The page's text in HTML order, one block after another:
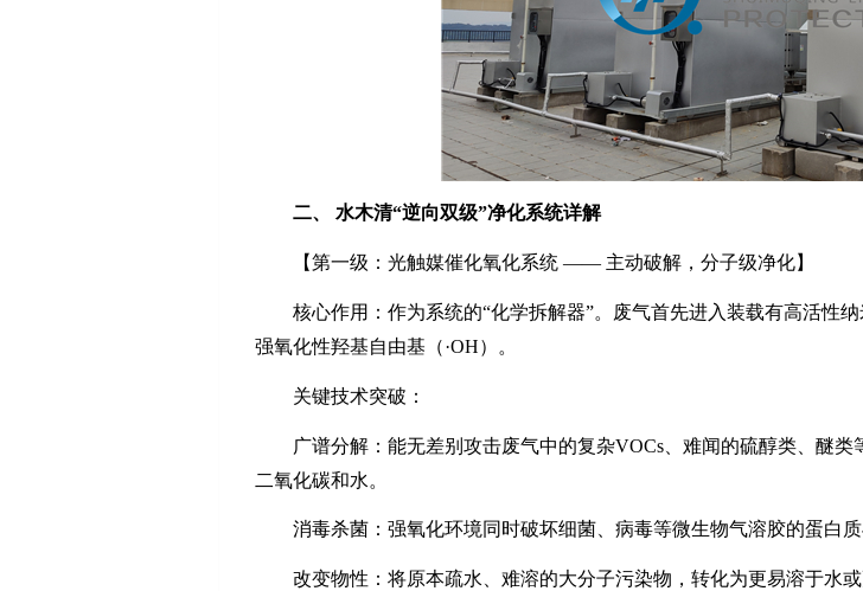
二、 水木清“逆向双级”净化系统详解
【第一级：光触媒催化氧化系统 —— 主动破解，分子级净化】
核心作用：作为系统的“化学拆解器”。废气首先进入装载有高活性
强氧化性羟基自由基（·OH）。
关键技术突破：
广谱分解：能无差别攻击废气中的复杂VOCs、难闻的硫醇类、醚类
二氧化碳和水。
消毒杀菌：强氧化环境同时破坏细菌、病毒等微生物气溶胶的蛋白
改变物性：将原本疏水、难溶的大分子污染物，转化为更易溶于水